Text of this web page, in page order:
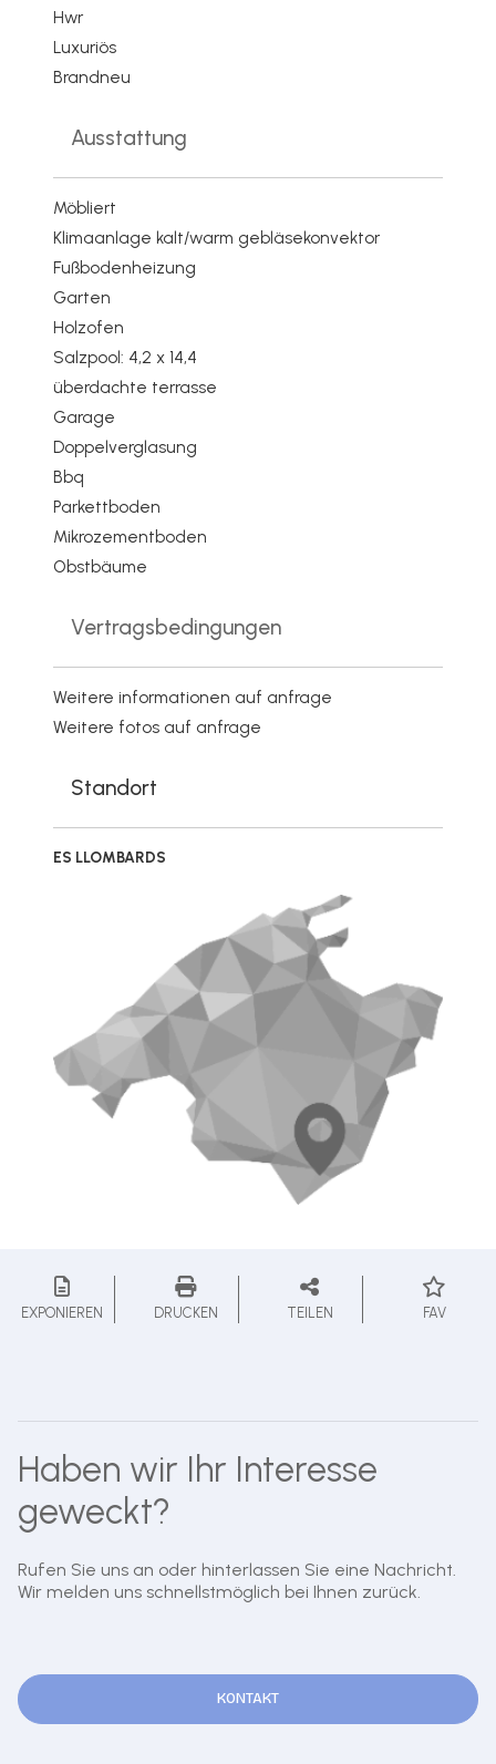
Hwr
Luxuriös
Brandneu
Ausstattung
Möbliert
Klimaanlage kalt/warm gebläsekonvektor
Fußbodenheizung
Garten
Holzofen
Salzpool: 4,2 x 14,4
überdachte terrasse
Garage
Doppelverglasung
Bbq
Parkettboden
Mikrozementboden
Obstbäume
Vertragsbedingungen
Weitere informationen auf anfrage
Weitere fotos auf anfrage
Standort
ES LLOMBARDS
EXPONIEREN DRUCKEN TEILEN FAV
Haben wir Ihr Interesse
geweckt?
Rufen Sie uns an oder hinterlassen Sie eine Nachricht.
Wir melden uns schnellstmöglich bei Ihnen zurück.
KONTAKT